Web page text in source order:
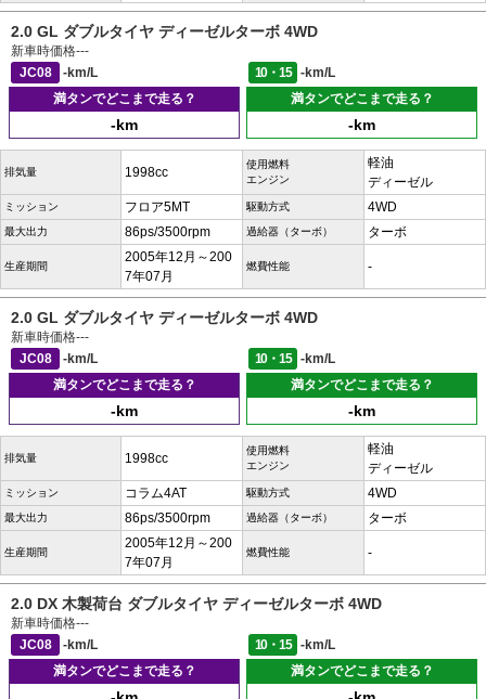
2.0 GL ダブルタイヤ ディーゼルターボ 4WD
新車時価格---
JC08
-km/L 10・15
-km/L
満タンでどこまで走る？
-km
満タンでどこまで走る？
-km
排気量 1998cc
使用燃料
エンジン
軽油
ディーゼル
ミッション フロア5MT 駆動方式 4WD
最大出力 86ps/3500rpm 過給器（ターボ） ターボ
生産期間
2005年12月～200
7年07月
燃費性能 -
2.0 GL ダブルタイヤ ディーゼルターボ 4WD
新車時価格---
JC08
-km/L 10・15
-km/L
満タンでどこまで走る？
-km
満タンでどこまで走る？
-km
排気量 1998cc
使用燃料
エンジン
軽油
ディーゼル
ミッション コラム4AT 駆動方式 4WD
最大出力 86ps/3500rpm 過給器（ターボ） ターボ
生産期間
2005年12月～200
7年07月
燃費性能 -
2.0 DX 木製荷台 ダブルタイヤ ディーゼルターボ 4WD
新車時価格---
JC08
-km/L 10・15
-km/L
満タンでどこまで走る？
満タンでどこまで走る？